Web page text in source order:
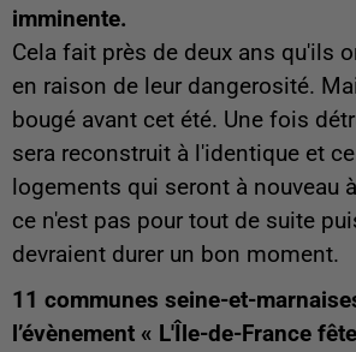
imminente.
Cela fait près de deux ans qu'ils
en raison de leur dangerosité.
bougé avant cet été. Une fois
sera reconstruit à l'identique et
logements qui seront à nouveau
ce n'est pas pour tout de suite
devraient durer un bon moment.
11 communes seine-et-
l’évènement « L'Île-de-France